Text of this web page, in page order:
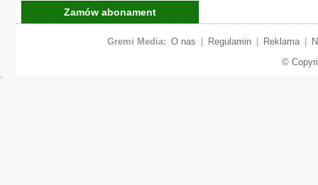
Zamów abonament
Gremi Media: O nas Regulamin Reklama
©